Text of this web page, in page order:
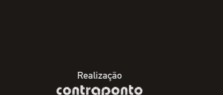
Realização